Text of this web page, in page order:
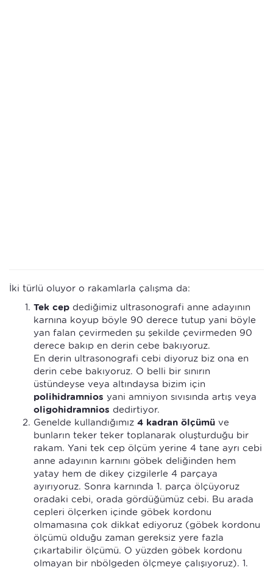
İki türlü oluyor o rakamlarla çalışma da:
Tek cep dediğimiz ultrasonografi anne adayının
karnına koyup böyle 90 derece tutup yani böyle
yan falan çevirmeden şu şekilde çevirmeden 90
derece bakıp en derin cebe bakıyoruz.
En derin ultrasonografi cebi diyoruz biz ona en
derin cebe bakıyoruz. O belli bir sınırın
üstündeyse veya altındaysa bizim için
polihidramnios yani amniyon sıvısında artış veya
oligohidramnios dedirtiyor.
Genelde kullandığımız 4 kadran ölçümü ve
bunların teker teker toplanarak oluşturduğu bir
rakam. Yani tek cep ölçüm yerine 4 tane ayrı cebi
anne adayının karnını göbek deliğinden hem
yatay hem de dikey çizgilerle 4 parçaya
ayırıyoruz. Sonra karnında 1. parça ölçüyoruz
oradaki cebi, orada gördüğümüz cebi. Bu arada
cepleri ölçerken içinde göbek kordonu
olmamasına çok dikkat ediyoruz (göbek kordonu
ölçümü olduğu zaman gereksiz yere fazla
çıkartabilir ölçümü. O yüzden göbek kordonu
olmayan bir nbölgeden ölçmeye çalışıyoruz). 1.